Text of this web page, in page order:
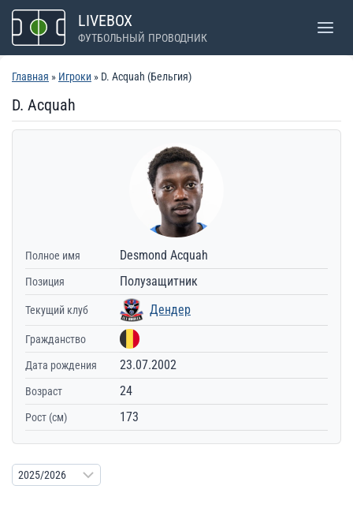
Перейти
содержимому
LIVEBOX
ФУТБОЛЬНЫЙ ПРОВОДНИК
Главная » Игроки » D. Acquah (Бельгия)
D. Acquah
Полное имя Desmond Acquah
Позиция Полузащитник
Текущий клуб Дендер
Гражданство
Дата рождения 23.07.2002
Возраст 24
Рост (см) 173